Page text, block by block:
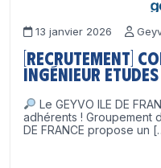
13 janvier 2026
[Recrutement]
Ingénieur Etudes
Le GEYVO ILE DE
adhérents ! Groupement
DE FRANCE propose un